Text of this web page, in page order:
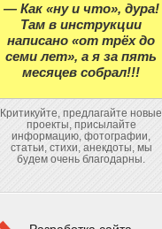
— Как «ну и что», дура!
Там в инструкции
написано «от трёх до
семи лет», а я за пять
месяцев собрал!!!
Критикуйте, предлагайте новые
проекты, присылайте
информацию, фотографии,
статьи, стихи, анекдоты, мы
будем очень благодарны.